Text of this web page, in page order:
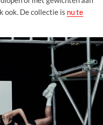
ook. De collectie is nu te